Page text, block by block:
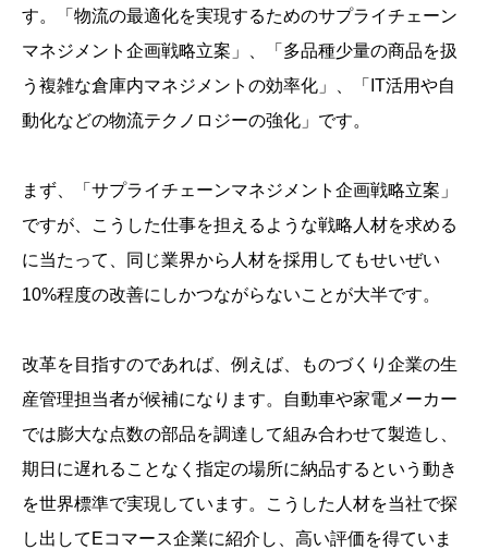
す。「物流の最適化を実現するためのサプライチェーン
マネジメント企画戦略立案」、「多品種少量の商品を扱
う複雑な倉庫内マネジメントの効率化」、「IT活用や自
動化などの物流テクノロジーの強化」です。
まず、「サプライチェーンマネジメント企画戦略立案」
ですが、こうした仕事を担えるような戦略人材を求める
に当たって、同じ業界から人材を採用してもせいぜい
10%程度の改善にしかつながらないことが大半です。
改革を目指すのであれば、例えば、ものづくり企業の生
産管理担当者が候補になります。自動車や家電メーカー
では膨大な点数の部品を調達して組み合わせて製造し、
期日に遅れることなく指定の場所に納品するという動き
を世界標準で実現しています。こうした人材を当社で探
し出してEコマース企業に紹介し、高い評価を得ていま